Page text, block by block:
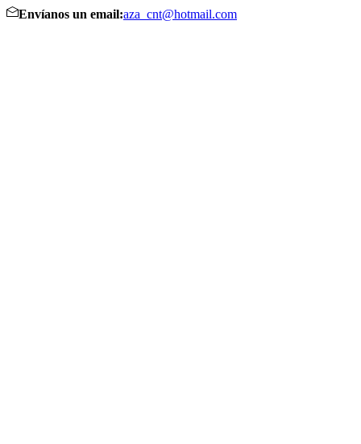
Envíanos un email:aza_cnt@hotmail.com